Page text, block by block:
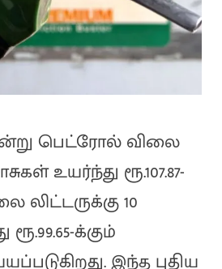
பெட்ரோல் விலை
உயர்ந்து ரூ.107.87-
லிட்டருக்கு 10
க்கும்
இந்த புதிய